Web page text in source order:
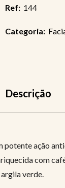
Ref: 144
Categoria:
Descrição
potente ação
com
verde.